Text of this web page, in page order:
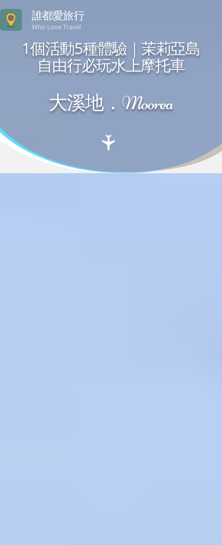
誰都愛旅行
Who Love Travel
1個活動5種體驗｜茉莉亞島
自由行必玩水上摩托車
大溪地．Moorea